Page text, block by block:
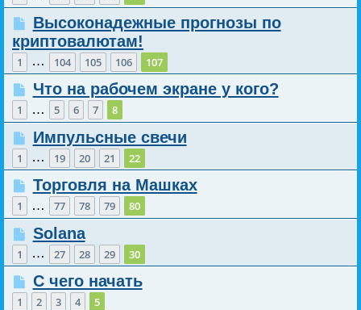
Высоконадежные прогнозы по
криптовалютам!
1 … 104 105 106 107
Что на рабочем экране у кого?
1 … 5 6 7 8
Импульсные свечи
1 … 19 20 21 22
Торговля на Машках
1 … 77 78 79 80
Solana
1 … 27 28 29 30
С чего начать
1 2 3 4 5